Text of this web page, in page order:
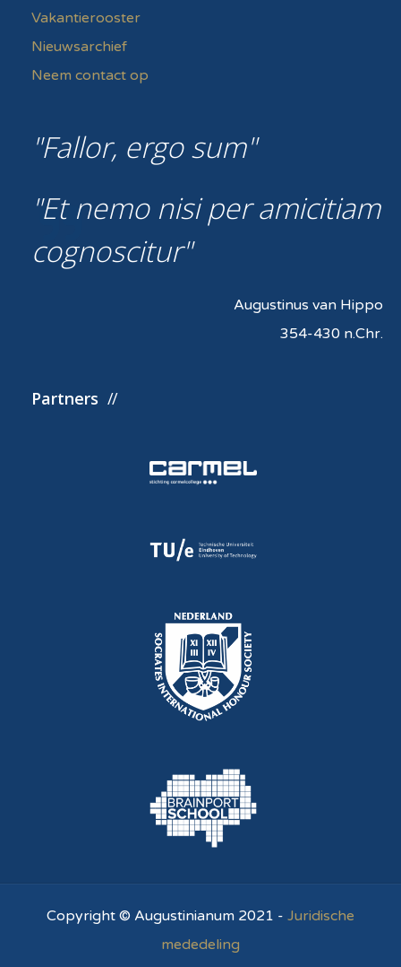
Vakantierooster
Nieuwsarchief
Neem contact op
Fallor, ergo sum
Et nemo nisi per amicitiam
cognoscitur
Augustinus van Hippo
354-430 n.Chr.
Partners
Copyright © Augustinianum 2021 - Juridische
mededeling